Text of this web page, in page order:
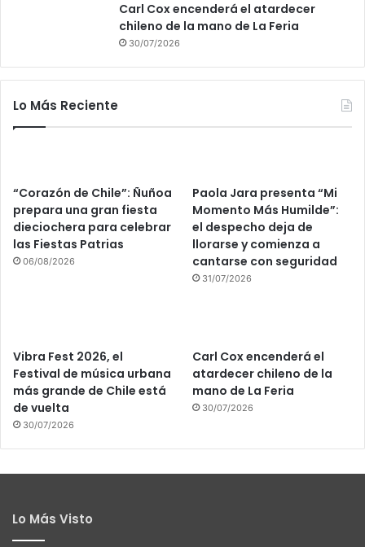
Carl Cox encenderá el atardecer
chileno de la mano de La Feria
30/07/2026
Lo Más Reciente
“Corazón de Chile”: Ñuñoa
prepara una gran fiesta
dieciochera para celebrar
las Fiestas Patrias
06/08/2026
Paola Jara presenta “Mi
Momento Más Humilde”:
el despecho deja de
llorarse y comienza a
cantarse con seguridad
31/07/2026
Vibra Fest 2026, el
Festival de música urbana
más grande de Chile está
de vuelta
30/07/2026
Carl Cox encenderá el
atardecer chileno de la
mano de La Feria
30/07/2026
Lo Más Visto